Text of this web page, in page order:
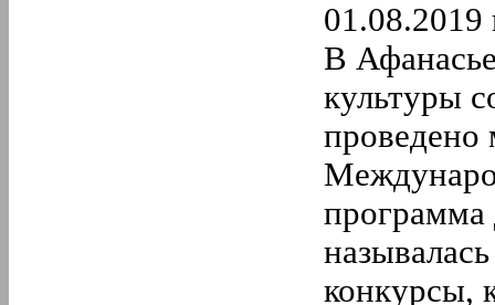
01.08.2019
В
культуры
проведено
программа
конкурсы,